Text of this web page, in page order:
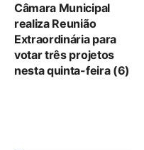
Câmara Municipal
realiza Reunião
Extraordinária para
votar três projetos
nesta quinta-feira (6)